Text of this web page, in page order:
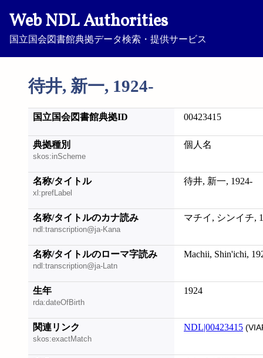
Web NDL Authorities
国立国会図書館典拠データ検索・提供サービス
待井, 新一, 1924-
国立国会図書館典拠ID 00423415
典拠種別
skos:inScheme
個人名
名称/タイトル
xl:prefLabel
待井, 新一, 1924-
名称/タイトルのカナ読み
ndl:transcription@ja-Kana
マチイ, シンイチ,
名称/タイトルのローマ字読み
ndl:transcription@ja-Latn
Machii, Shin'ichi,
生年
rda:dateOfBirth
1924
関連リンク
skos:exactMatch
NDL|00423415